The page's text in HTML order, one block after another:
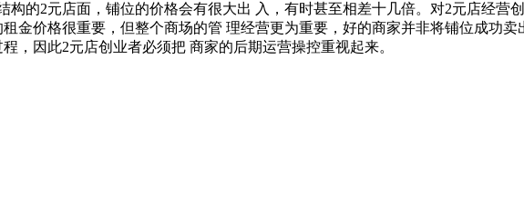
的2元店面，铺位的价格会有很大出 入，有时甚至相差十几倍。对2元店经营
金价格很重要，但整个商场的管 理经营更为重要，好的商家并非将铺位成功
，因此2元店创业者必须把 商家的后期运营操控重视起来。